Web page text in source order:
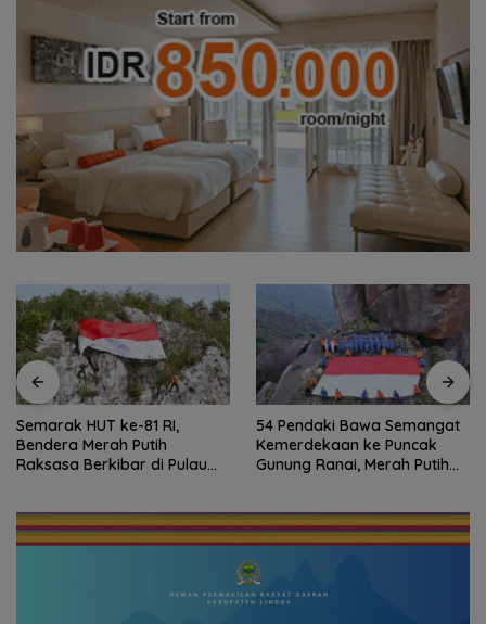
Semarak HUT ke-81 RI,
Bendera Merah Putih
Raksasa Berkibar di Pulau
54 Pendaki Bawa Semangat
Kemerdekaan ke Puncak
Gunung Ranai, Merah Putih